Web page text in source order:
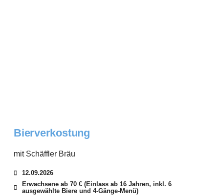
Bierverkostung
mit Schäffler Bräu
12.09.2026
Erwachsene ab 70 € (Einlass ab 16 Jahren, inkl. 6
ausgewählte Biere und 4-Gänge-Menü)